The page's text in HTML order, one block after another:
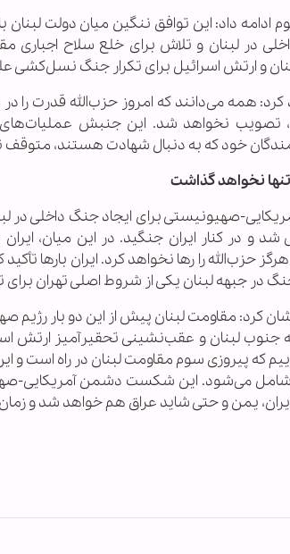
ادامه داد: این توافق ننگین میان دولت
در لبنان و تلاش برای خلع سلاح اجباری
و ارتش اسرائیل برای تکرار جنگ نسل‌کشی
کرد: همه می‌دانند که امروز حزب‌الله قدرت را
تصویب نخواهد شد. این جنبش عملیات‌های
خود که به دنبال شهادت هستند، متوقف
تنها نخواهد گذاشت
صهیونیستی برای ایجاد جنگ داخلی در
و در کنار ایران جنگید. در این میان،
حزب‌الله را رها نخواهد کرد. ایران بارها
در جبهه لبنان یکی از شروط اصلی تهران برای
که پیروزی سوم مقاومت لبنان در راه است
شامل می‌شود. این شکست دشمن آمریکایی-
یمن و حتی شاید عراق هم خواهد شد و